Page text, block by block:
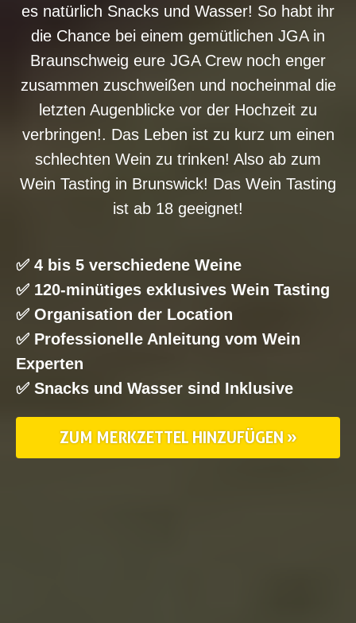
es natürlich Snacks und Wasser! So habt ihr
die Chance bei einem gemütlichen JGA in
Braunschweig eure JGA Crew noch enger
zusammen zuschweißen und nocheinmal die
letzten Augenblicke vor der Hochzeit zu
verbringen!. Das Leben ist zu kurz um einen
schlechten Wein zu trinken! Also ab zum
Wein Tasting in Brunswick! Das Wein Tasting
ist ab 18 geeignet!
✅ 4 bis 5 verschiedene Weine
✅ 120-minütiges exklusives Wein Tasting
✅ Organisation der Location
✅ Professionelle Anleitung vom Wein
Experten
✅ Snacks und Wasser sind Inklusive
ZUM MERKZETTEL HINZUFÜGEN »